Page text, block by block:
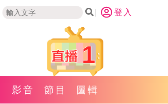
登入
1
影音 節目 圖輯